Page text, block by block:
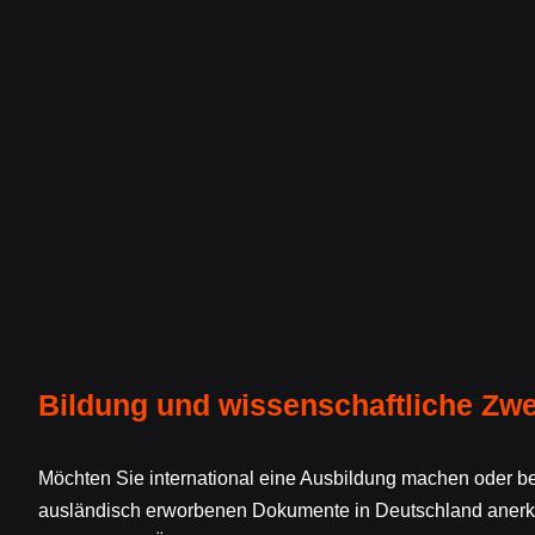
Bildung und wissenschaftliche
Möchten Sie international eine Ausbildung machen oder
ausländisch erworbenen Dokumente in Deutschland